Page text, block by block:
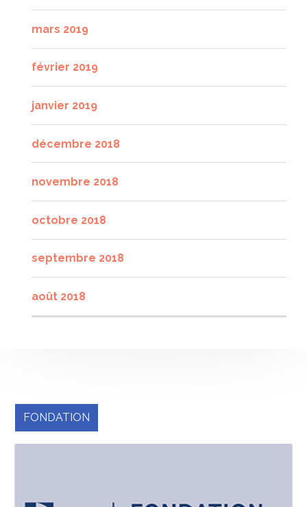
mars 2019
février 2019
janvier 2019
décembre 2018
novembre 2018
octobre 2018
septembre 2018
août 2018
FONDATION